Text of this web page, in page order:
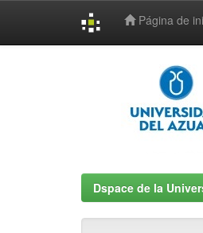
Página de
Dspace de la